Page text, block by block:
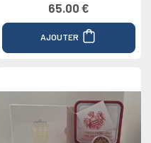
65.00 €
AJOUTER